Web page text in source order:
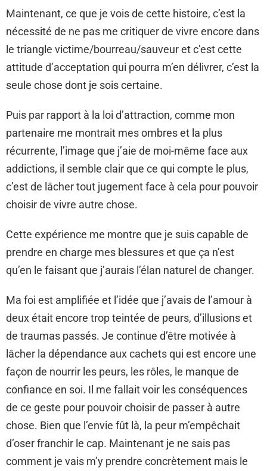
Maintenant, ce que je vois de cette histoire, c’est la
nécessité de ne pas me critiquer de vivre encore dans
le triangle victime/bourreau/sauveur et c’est cette
attitude d’acceptation qui pourra m’en délivrer, c’est la
seule chose dont je sois certaine.
Puis par rapport à la loi d’attraction, comme mon
partenaire me montrait mes ombres et la plus
récurrente, l’image que j’aie de moi-même face aux
addictions, il semble clair que ce qui compte le plus,
c’est de lâcher tout jugement face à cela pour pouvoir
choisir de vivre autre chose.
Cette expérience me montre que je suis capable de
prendre en charge mes blessures et que ça n’est
qu’en le faisant que j’aurais l’élan naturel de changer.
Ma foi est amplifiée et l’idée que j’avais de l’amour à
deux était encore trop teintée de peurs, d’illusions et
de traumas passés. Je continue d’être motivée à
lâcher la dépendance aux cachets qui est encore une
façon de nourrir les peurs, les rôles, le manque de
confiance en soi. Il me fallait voir les conséquences
de ce geste pour pouvoir choisir de passer à autre
chose. Bien que l’envie fût là, la peur m’empêchait
d’oser franchir le cap. Maintenant je ne sais pas
comment je vais m’y prendre concrètement mais le